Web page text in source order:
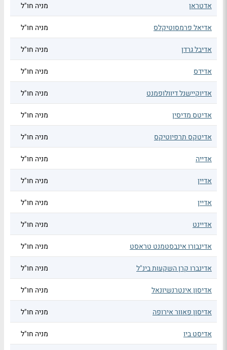
אדטראן מניה חו"ל
אדיאל פרמסוטיקלס מניה חו"ל
אדיבל גרדן מניה חו"ל
אדידס מניה חו"ל
אדיוקיישנל דיוולופמנט מניה חו"ל
אדיטס מדיסין מניה חו"ל
אדיטקס תרפיוטיקס מניה חו"ל
אדייה מניה חו"ל
אדיין מניה חו"ל
אדיין מניה חו"ל
אדיינט מניה חו"ל
אדינבורו אינבסטמנט טראסט מניה חו"ל
אדינברו קרן השקעות בינ"ל מניה חו"ל
אדיסון אינטרנשיונאל מניה חו"ל
אדיסון פאוור אירופה מניה חו"ל
אדיסט ביו מניה חו"ל